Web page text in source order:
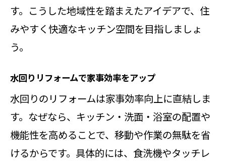
す。こうした地域性を踏まえたアイデアで、住
みやすく快適なキッチン空間を目指しましょ
う。
水回りリフォームで家事効率をアップ
水回りのリフォームは家事効率向上に直結しま
す。なぜなら、キッチン・洗面・浴室の配置や
機能性を高めることで、移動や作業の無駄を省
けるからです。具体的には、食洗機やタッチレ